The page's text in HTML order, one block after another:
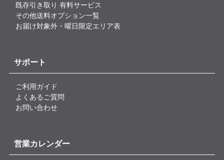
既存引き取り 有料サービス
その他送料オプション一覧
お届け対象外・曜日限定エリア表
サポート
ご利用ガイド
よくあるご質問
お問い合わせ
営業カレンダー